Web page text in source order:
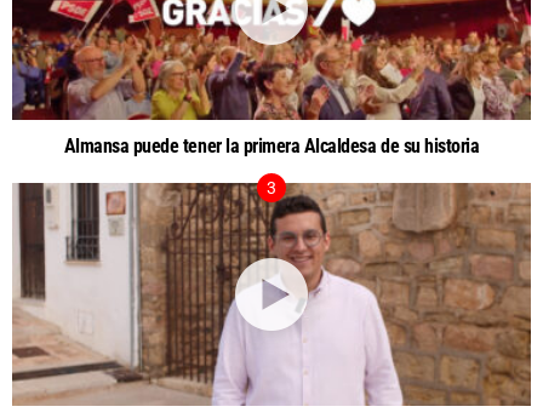
Almansa puede tener la primera Alcaldesa de su historia